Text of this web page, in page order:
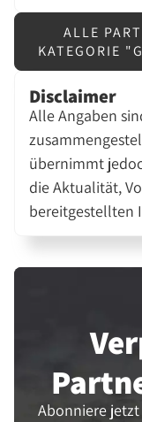
ALLE
KATEGORIE
Disclaimer
Alle Angaben
übernimmt
die Aktualität,
bereitgestellten
Abonniere